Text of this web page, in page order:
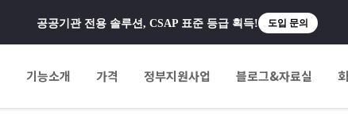
공공기관 전용 솔루션, CSAP 표준 등급 획득! 도입 문의
기능소개 가격 정부지원사업 블로그&자료실